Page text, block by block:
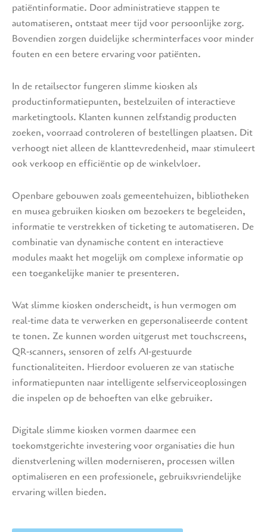
patiëntinformatie. Door administratieve stappen te
automatiseren, ontstaat meer tijd voor persoonlijke zorg.
Bovendien zorgen duidelijke scherminterfaces voor minder
fouten en een betere ervaring voor patiënten.
In de retailsector fungeren slimme kiosken als
productinformatiepunten, bestelzuilen of interactieve
marketingtools. Klanten kunnen zelfstandig producten
zoeken, voorraad controleren of bestellingen plaatsen. Dit
verhoogt niet alleen de klanttevredenheid, maar stimuleert
ook verkoop en efficiëntie op de winkelvloer.
Openbare gebouwen zoals gemeentehuizen, bibliotheken
en musea gebruiken kiosken om bezoekers te begeleiden,
informatie te verstrekken of ticketing te automatiseren. De
combinatie van dynamische content en interactieve
modules maakt het mogelijk om complexe informatie op
een toegankelijke manier te presenteren.
Wat slimme kiosken onderscheidt, is hun vermogen om
real‑time data te verwerken en gepersonaliseerde content
te tonen. Ze kunnen worden uitgerust met touchscreens,
QR‑scanners, sensoren of zelfs AI‑gestuurde
functionaliteiten. Hierdoor evolueren ze van statische
informatiepunten naar intelligente selfserviceoplossingen
die inspelen op de behoeften van elke gebruiker.
Digitale slimme kiosken vormen daarmee een
toekomstgerichte investering voor organisaties die hun
dienstverlening willen moderniseren, processen willen
optimaliseren en een professionele, gebruiksvriendelijke
ervaring willen bieden.